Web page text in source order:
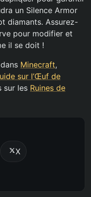
un Silence Armor
diamants. Assurez-
pour modifier et
il se doit !
Minecraft,
sur l’Œuf de
sur les Ruines de
X